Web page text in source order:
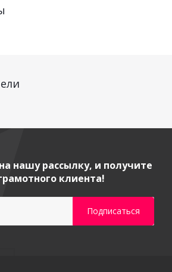
нашу рассылку, и получите
клиента!